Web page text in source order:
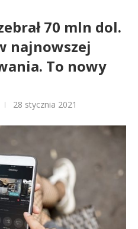
70 mln dol.
najnowszej
To nowy
28 stycznia 2021